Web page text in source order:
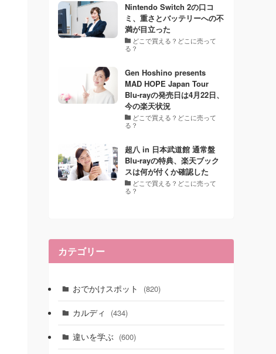
Nintendo Switch 2の口コ
ミ、重さとバッテリーへの不
満が目立った
どこで買える？どこに売って
る？
Gen Hoshino presents
MAD HOPE Japan Tour
Blu-rayの発売日は4月22日、
今の楽天状況
どこで買える？どこに売って
る？
超八 in 日本武道館 通常盤
Blu-rayの特典、楽天ブック
スは何が付くか確認した
どこで買える？どこに売って
る？
カテゴリー
おでかけスポット (820)
カルディ (434)
違いを学ぶ (600)